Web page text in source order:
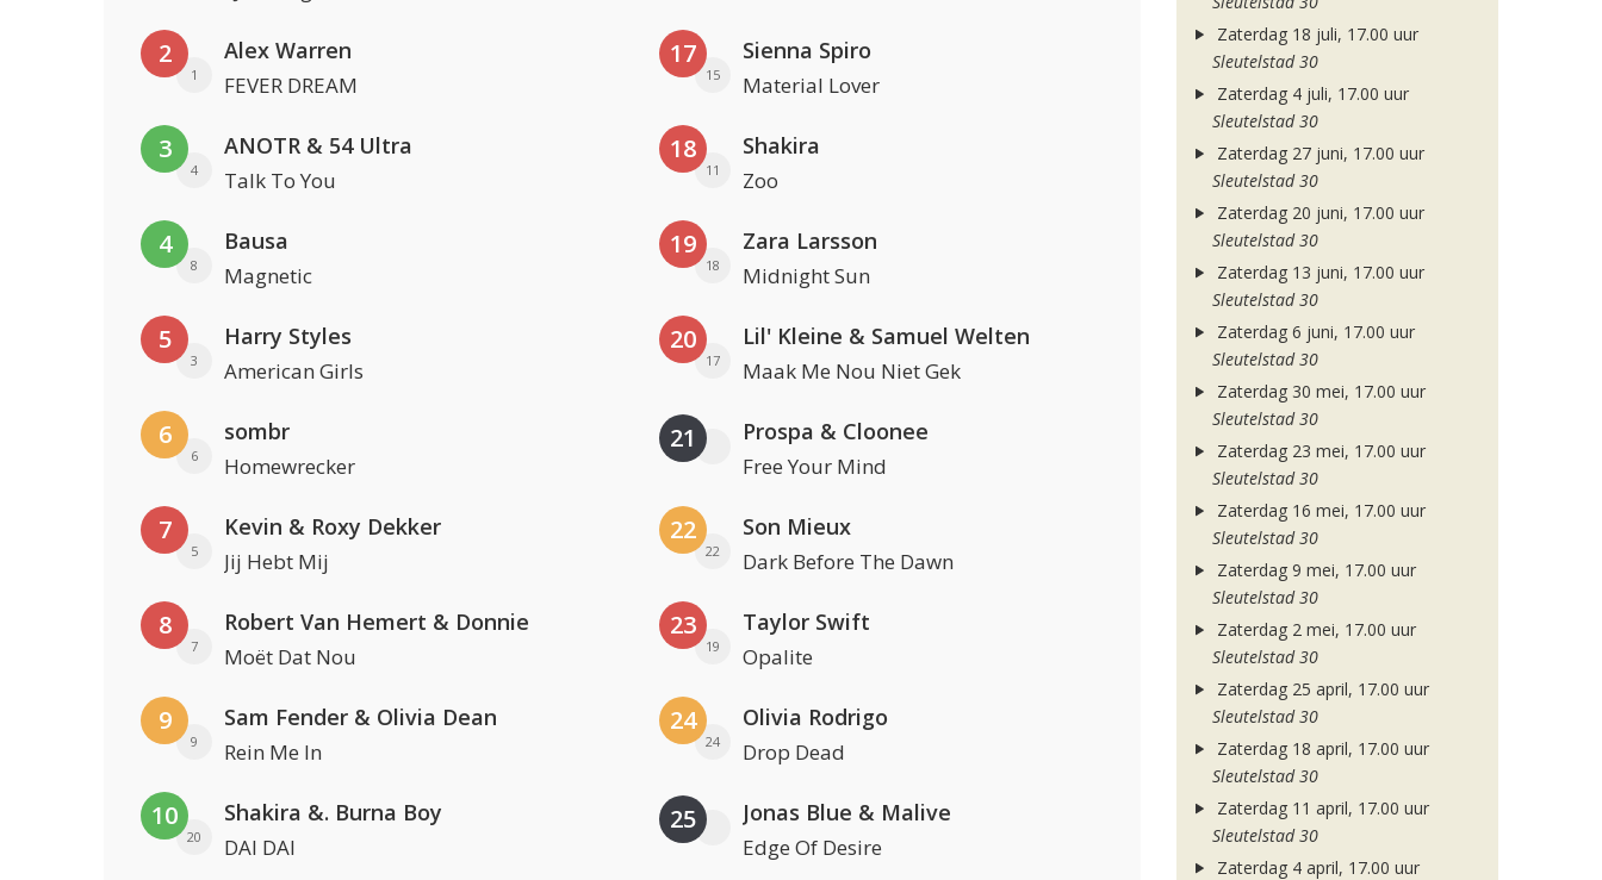
2
1
Alex Warren
FEVER DREAM
3
4
ANOTR & 54 Ultra
Talk To You
4
8
Bausa
Magnetic
5
3
Harry Styles
American Girls
6
6
sombr
Homewrecker
7
5
Kevin & Roxy Dekker
Jij Hebt Mij
8
7
Robert Van Hemert & Donnie
Moët Dat Nou
9
9
Sam Fender & Olivia Dean
Rein Me In
10
20
Shakira &. Burna Boy
DAI DAI
17
15
Sienna Spiro
Material Lover
18
11
Shakira
Zoo
19
18
Zara Larsson
Midnight Sun
20
17
Lil' Kleine & Samuel Welten
Maak Me Nou Niet Gek
21 Prospa & Cloonee
Free Your Mind
22
22
Son Mieux
Dark Before The Dawn
23
19
Taylor Swift
Opalite
24
24
Olivia Rodrigo
Drop Dead
25 Jonas Blue & Malive
Edge Of Desire
Zaterdag 18 juli, 17.00 uur
Sleutelstad 30
Zaterdag 4 juli, 17.00 uur
Sleutelstad 30
Zaterdag 27 juni, 17.00 uur
Sleutelstad 30
Zaterdag 20 juni, 17.00 uur
Sleutelstad 30
Zaterdag 13 juni, 17.00 uur
Sleutelstad 30
Zaterdag 6 juni, 17.00 uur
Sleutelstad 30
Zaterdag 30 mei, 17.00 uur
Sleutelstad 30
Zaterdag 23 mei, 17.00 uur
Sleutelstad 30
Zaterdag 16 mei, 17.00 uur
Sleutelstad 30
Zaterdag 9 mei, 17.00 uur
Sleutelstad 30
Zaterdag 2 mei, 17.00 uur
Sleutelstad 30
Zaterdag 25 april, 17.00 uur
Sleutelstad 30
Zaterdag 18 april, 17.00 uur
Sleutelstad 30
Zaterdag 11 april, 17.00 uur
Sleutelstad 30
Zaterdag 4 april, 17.00 uur